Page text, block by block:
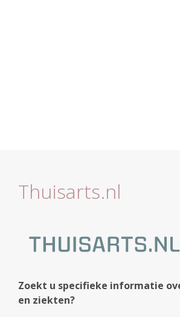
Thuisarts.nl
Zoekt u specifieke informatie
en ziekten?